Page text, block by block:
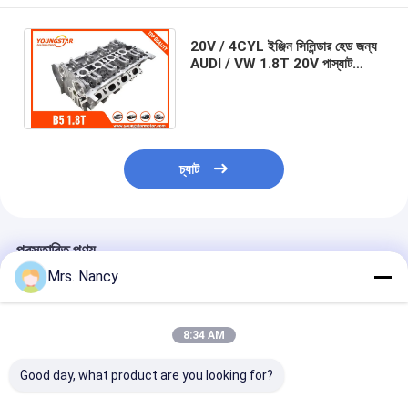
20V / 4CYL ইঞ্জিন সিলিন্ডার হেড জন্য
AUDI / VW 1.8T 20V পাস্যাট
চ্যাট
প্রস্তাবিত পণ্য
Mrs. Nancy
8:34 AM
Good day, what product are you looking for?